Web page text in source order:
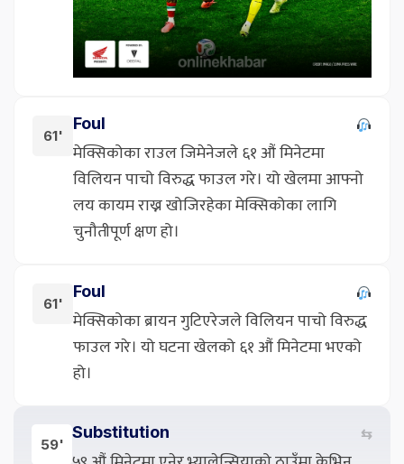
61'
Foul
मेक्सिकोका राउल जिमेनेजले ६१ औं मिनेटमा
विलियन पाचो विरुद्ध फाउल गरे। यो खेलमा आफ्नो
लय कायम राख्न खोजिरहेका मेक्सिकोका लागि
चुनौतीपूर्ण क्षण हो।
61'
Foul
मेक्सिकोका ब्रायन गुटिएरेजले विलियन पाचो विरुद्ध
फाउल गरे। यो घटना खेलको ६१ औं मिनेटमा भएको
हो।
59'
Substitution ⇆